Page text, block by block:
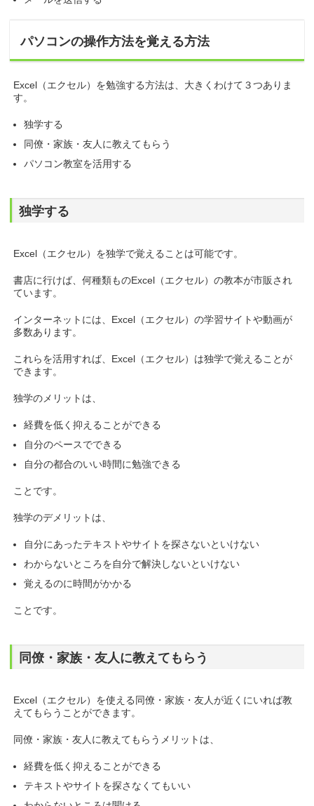
パソコンの操作方法を覚える方法
Excel（エクセル）を勉強する方法は、大きくわけて３つありま
す。
独学する
同僚・家族・友人に教えてもらう
パソコン教室を活用する
独学する
Excel（エクセル）を独学で覚えることは可能です。
書店に行けば、何種類ものExcel（エクセル）の教本が市販され
ています。
インターネットには、Excel（エクセル）の学習サイトや動画が
多数あります。
これらを活用すれば、Excel（エクセル）は独学で覚えることが
できます。
独学のメリットは、
経費を低く抑えることができる
自分のペースでできる
自分の都合のいい時間に勉強できる
ことです。
独学のデメリットは、
自分にあったテキストやサイトを探さないといけない
わからないところを自分で解決しないといけない
覚えるのに時間がかかる
ことです。
同僚・家族・友人に教えてもらう
Excel（エクセル）を使える同僚・家族・友人が近くにいれば教
えてもらうことができます。
同僚・家族・友人に教えてもらうメリットは、
経費を低く抑えることができる
テキストやサイトを探さなくてもいい